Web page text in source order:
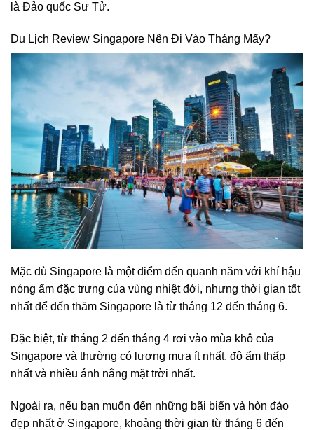
là Đảo quốc Sư Tử.
Du Lịch Review Singapore Nên Đi Vào Tháng Mấy?
Mặc dù Singapore là một điểm đến quanh năm với khí hậu
nóng ẩm đặc trưng của vùng nhiệt đới, nhưng thời gian tốt
nhất để đến thăm Singapore là từ tháng 12 đến tháng 6.
Đặc biệt, từ tháng 2 đến tháng 4 rơi vào mùa khô của
Singapore và thường có lượng mưa ít nhất, độ ẩm thấp
nhất và nhiều ánh nắng mặt trời nhất.
Ngoài ra, nếu bạn muốn đến những bãi biển và hòn đảo
đẹp nhất ở Singapore, khoảng thời gian từ tháng 6 đến